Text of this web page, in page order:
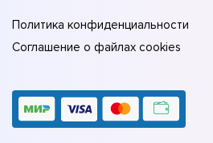
Политика конфиденциальности
Соглашение о файлах cookies